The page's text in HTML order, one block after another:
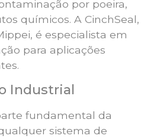
por poeira,
químicos. A CinchSeal,
é especialista em
para aplicações
Industrial
fundamental da
sistema de